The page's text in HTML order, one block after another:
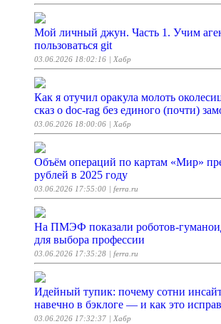
Мой личный джун. Часть 1. Учим
пользоваться git
03.06.2026 18:02:16 | Хабр
Как я отучил оракула молоть
сказ о doc-rag без единого (почти)
03.06.2026 18:00:06 | Хабр
Объём операций по картам «Мир»
рублей в 2025 году
03.06.2026 17:55:00 | ferra.ru
На ПМЭФ показали роботов-
для выбора профессии
03.06.2026 17:35:28 | ferra.ru
Идейный тупик: почему сотни
навечно в бэклоге — и как это
03.06.2026 17:32:37 | Хабр